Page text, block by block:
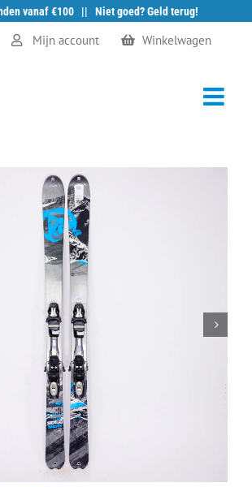
vanaf €100 || Niet goed? Geld terug!
Mijn account Winkelwagen